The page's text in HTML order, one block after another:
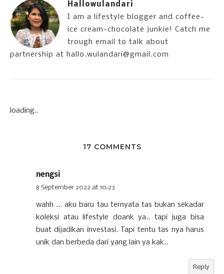
Hallowulandari
I am a lifestyle blogger and coffee-
ice cream-chocolate junkie! Catch me
trough email to talk about
partnership at hallo.wulandari@gmail.com
loading..
17 COMMENTS
nengsi
8 September 2022 at 10:23
wahh ... aku baru tau ternyata tas bukan sekadar
koleksi atau lifestyle doank ya.. tapi juga bisa
buat dijadikan investasi. Tapi tentu tas nya harus
unik dan berbeda dari yang lain ya kak..
Reply